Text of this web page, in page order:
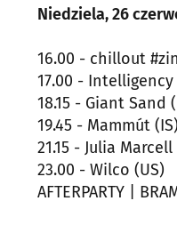
Niedziela, 26
16.00 - chillout
17.00 - Intelligency
18.15 - Giant Sand
19.45 - Mammút
21.15 - Julia Marcell
23.00 - Wilco (US)
AFTERPARTY |